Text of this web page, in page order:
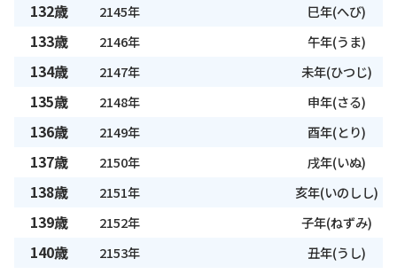
132歳 2145年 巳年(へび)
133歳 2146年 午年(うま)
134歳 2147年 未年(ひつじ)
135歳 2148年 申年(さる)
136歳 2149年 酉年(とり)
137歳 2150年 戌年(いぬ)
138歳 2151年 亥年(いのしし)
139歳 2152年 子年(ねずみ)
140歳 2153年 丑年(うし)